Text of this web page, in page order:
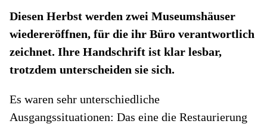
Diesen Herbst werden zwei Museumshäuser
wiedereröffnen, für die ihr Büro verantwortlich
zeichnet. Ihre Handschrift ist klar lesbar,
trotzdem unterscheiden sie sich.
Es waren sehr unterschiedliche
Ausgangssituationen: Das eine die Restaurierung